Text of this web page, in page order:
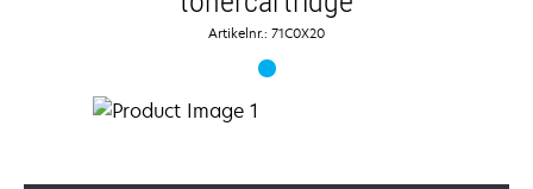
Artikelnr.: 71C0X20